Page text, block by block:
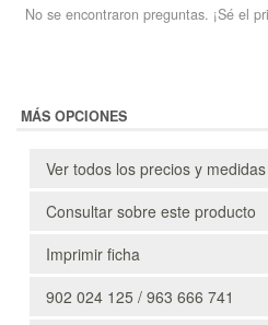
No se encontraron preguntas. ¡Sé el
MÁS OPCIONES
Ver todos los precios y medidas
Consultar sobre este producto
Imprimir ficha
902 024 125 / 963 666 741